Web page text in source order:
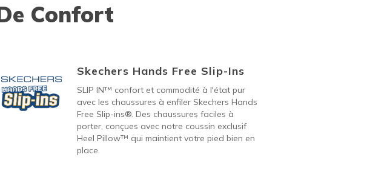
Confort
Skechers Hands Free Slip-Ins
SLIP IN™ confort et commodité à l'état pur
avec les chaussures à enfiler Skechers Hands
Free Slip-ins®. Des chaussures faciles à
porter, conçues avec notre coussin exclusif
Heel Pillow™ qui maintient votre pied bien en
place.